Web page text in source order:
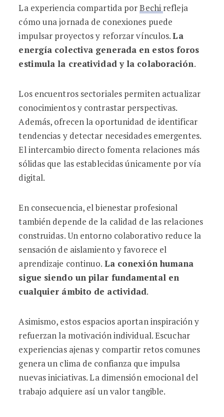
La experiencia compartida porBechi refleja
cómo una jornada de conexiones puede
impulsar proyectos y reforzar vínculos.La
energía colectiva generada en estos foros
estimula la creatividad y la colaboración.
Los encuentros sectoriales permiten actualizar
conocimientos y contrastar perspectivas.
Además, ofrecen la oportunidad de identificar
tendencias y detectar necesidades emergentes.
El intercambio directo fomenta relaciones más
sólidas que las establecidas únicamente por vía
digital.
En consecuencia, el bienestar profesional
también depende de la calidad de las relaciones
construidas. Un entorno colaborativo reduce la
sensación de aislamiento y favorece el
aprendizaje continuo. La conexión humana
sigue siendo un pilar fundamental en
cualquier ámbito de actividad.
Asimismo, estos espacios aportan inspiración y
refuerzan la motivación individual. Escuchar
experiencias ajenas y compartir retos comunes
genera un clima de confianza que impulsa
nuevas iniciativas. La dimensión emocional del
trabajo adquiere así un valor tangible.